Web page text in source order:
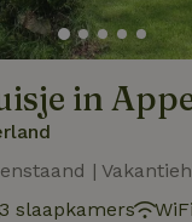
meer
in
|
3 slaapkamers
WiFi